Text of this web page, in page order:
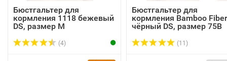
Бюстгальтер для
кормления 1118 бежевый
DS, размер M
(4)
Бюстгальтер для
кормления Bamboo Fiber
чёрный DS, размер 75В
(11)